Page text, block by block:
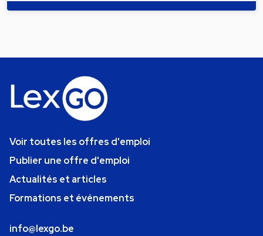
Voir toutes les offres d'emploi
Publier une offre d'emploi
Actualités et articles
Formations et événements
info@lexgo.be